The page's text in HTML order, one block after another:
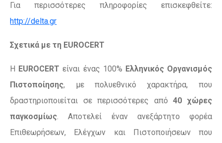
Για περισσότερες πληροφορίες επισκεφθείτε:
http://delta.gr
Σχετικά με τη EUROCERT
Η EUROCERT είναι ένας 100% Ελληνικός Οργανισμός
Πιστοποίησης, με πολυεθνικό χαρακτήρα, που
δραστηριοποιείται σε περισσότερες από40 χώρες
παγκοσμίως. Αποτελεί έναν ανεξάρτητο φορέα
Επιθεωρήσεων, Ελέγχων και Πιστοποιήσεων που